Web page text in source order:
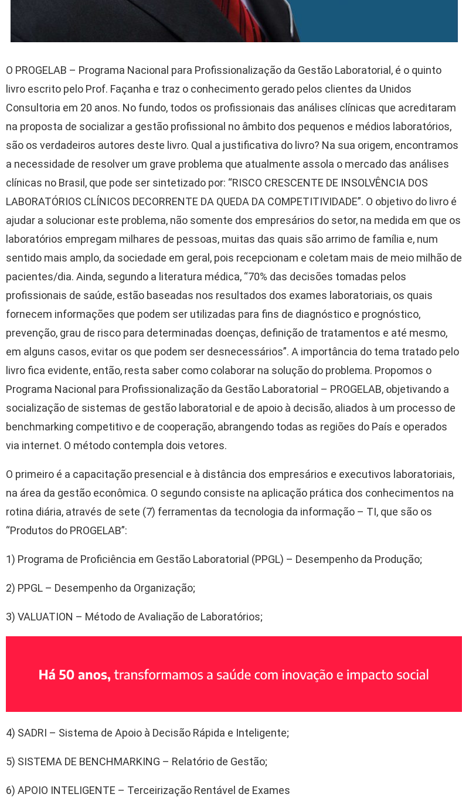
O PROGELAB – Programa Nacional para Profissionalização da Gestão Laboratorial, é o quinto
livro escrito pelo Prof. Façanha e traz o conhecimento gerado pelos clientes da Unidos
Consultoria em 20 anos. No fundo, todos os profissionais das análises clínicas que acreditaram
na proposta de socializar a gestão profissional no âmbito dos pequenos e médios laboratórios,
são os verdadeiros autores deste livro. Qual a justificativa do livro? Na sua origem, encontramos
a necessidade de resolver um grave problema que atualmente assola o mercado das análises
clínicas no Brasil, que pode ser sintetizado por: “RISCO CRESCENTE DE INSOLVÊNCIA DOS
LABORATÓRIOS CLÍNICOS DECORRENTE DA QUEDA DA COMPETITIVIDADE”. O objetivo do livro é
ajudar a solucionar este problema, não somente dos empresários do setor, na medida em que os
laboratórios empregam milhares de pessoas, muitas das quais são arrimo de família e, num
sentido mais amplo, da sociedade em geral, pois recepcionam e coletam mais de meio milhão de
pacientes/dia. Ainda, segundo a literatura médica, “70% das decisões tomadas pelos
profissionais de saúde, estão baseadas nos resultados dos exames laboratoriais, os quais
fornecem informações que podem ser utilizadas para fins de diagnóstico e prognóstico,
prevenção, grau de risco para determinadas doenças, definição de tratamentos e até mesmo,
em alguns casos, evitar os que podem ser desnecessários”. A importância do tema tratado pelo
livro fica evidente, então, resta saber como colaborar na solução do problema. Propomos o
Programa Nacional para Profissionalização da Gestão Laboratorial – PROGELAB, objetivando a
socialização de sistemas de gestão laboratorial e de apoio à decisão, aliados à um processo de
benchmarking competitivo e de cooperação, abrangendo todas as regiões do País e operados
via internet. O método contempla dois vetores.
O primeiro é a capacitação presencial e à distância dos empresários e executivos laboratoriais,
na área da gestão econômica. O segundo consiste na aplicação prática dos conhecimentos na
rotina diária, através de sete (7) ferramentas da tecnologia da informação – TI, que são os
“Produtos do PROGELAB”:
1) Programa de Proficiência em Gestão Laboratorial (PPGL) – Desempenho da Produção;
2) PPGL – Desempenho da Organização;
3) VALUATION – Método de Avaliação de Laboratórios;
4) SADRI – Sistema de Apoio à Decisão Rápida e Inteligente;
5) SISTEMA DE BENCHMARKING – Relatório de Gestão;
6) APOIO INTELIGENTE – Terceirização Rentável de Exames